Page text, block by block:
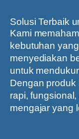
Solusi Terbaik
Kami
kebutuhan
menyediakan
untuk
Dengan produk
rapi,
mengajar yang